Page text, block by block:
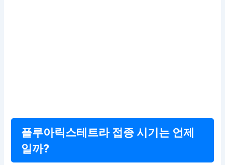
플루아릭스테트라 접종 시기는 언제
일까?